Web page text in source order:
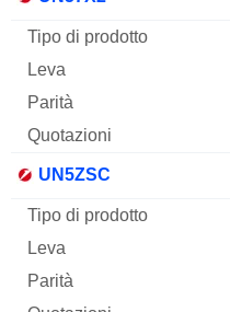
UN5ZSC